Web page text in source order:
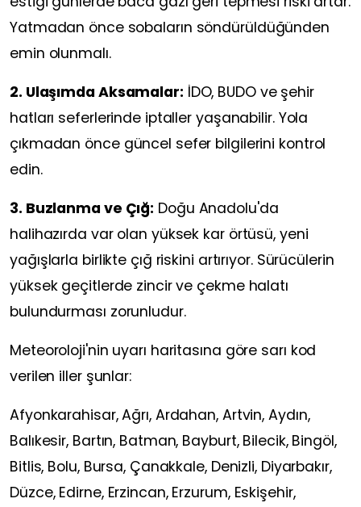
Yatmadan önce sobaların söndürüldüğünden
emin olunmalı.
2. Ulaşımda Aksamalar: İDO, BUDO ve şehir
hatları seferlerinde iptaller yaşanabilir. Yola
çıkmadan önce güncel sefer bilgilerini kontrol
edin.
3. Buzlanma ve Çığ: Doğu Anadolu'da
halihazırda var olan yüksek kar örtüsü, yeni
yağışlarla birlikte çığ riskini artırıyor. Sürücülerin
yüksek geçitlerde zincir ve çekme halatı
bulundurması zorunludur.
Meteoroloji'nin uyarı haritasına göre sarı kod
verilen iller şunlar:
Afyonkarahisar, Ağrı, Ardahan, Artvin, Aydın,
Balıkesir, Bartın, Batman, Bayburt, Bilecik, Bingöl,
Bitlis, Bolu, Bursa, Çanakkale, Denizli, Diyarbakır,
Düzce, Edirne, Erzincan, Erzurum, Eskişehir,